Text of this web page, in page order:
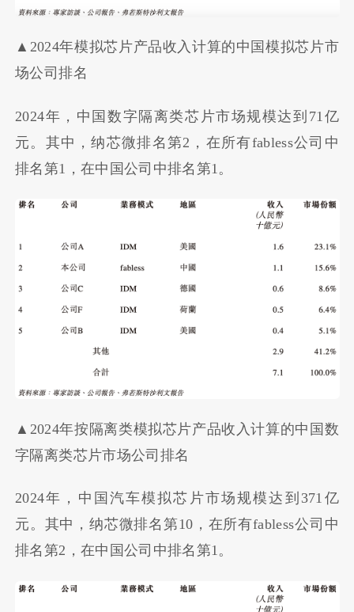
▲2024年模拟芯片产品收入计算的中国模拟芯片市
场公司排名
2024年，中国数字隔离类芯片市场规模达到71亿
元。其中，纳芯微排名第2，在所有fabless公司中
排名第1，在中国公司中排名第1。
▲2024年按隔离类模拟芯片产品收入计算的中国数
字隔离类芯片市场公司排名
2024年，中国汽车模拟芯片市场规模达到371亿
元。其中，纳芯微排名第10，在所有fabless公司中
排名第2，在中国公司中排名第1。